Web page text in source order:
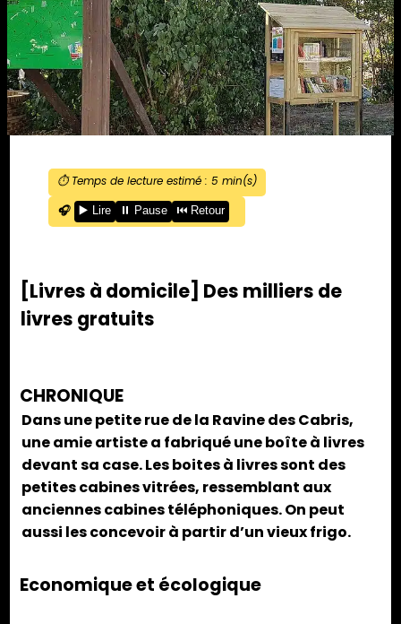
⏱️ Temps de lecture estimé : 5min(s)
🎧
▶️ Lire ⏸️ Pause ⏮️ Retour
[Livres à domicile] Des milliers de
livres gratuits
CHRONIQUE
Dans une petite rue de la Ravine des Cabris,
une amie artiste a fabriqué une boîte à livres
devant sa case. Les boites à livres sont des
petites cabines vitrées, ressemblant aux
anciennes cabines téléphoniques. On peut
aussi les concevoir à partir d’un vieux frigo.
Economique et écologique